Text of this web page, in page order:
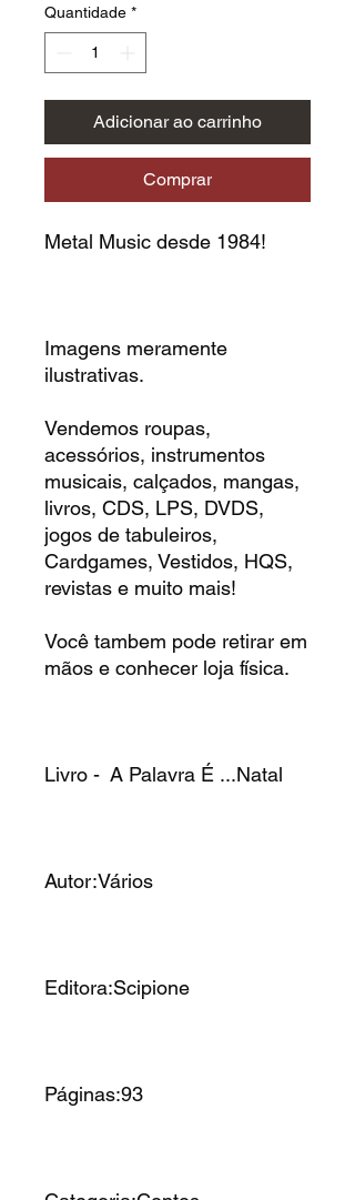
Quantidade *
Adicionar ao carrinho
Comprar
Metal Music desde 1984!
Imagens meramente
ilustrativas.
Vendemos roupas,
acessórios, instrumentos
musicais, calçados, mangas,
livros, CDS, LPS, DVDS,
jogos de tabuleiros,
Cardgames, Vestidos, HQS,
revistas e muito mais!
Você tambem pode retirar em
mãos e conhecer loja física.
Livro - A Palavra É ...Natal
Autor:Vários
Editora:Scipione
Páginas:93